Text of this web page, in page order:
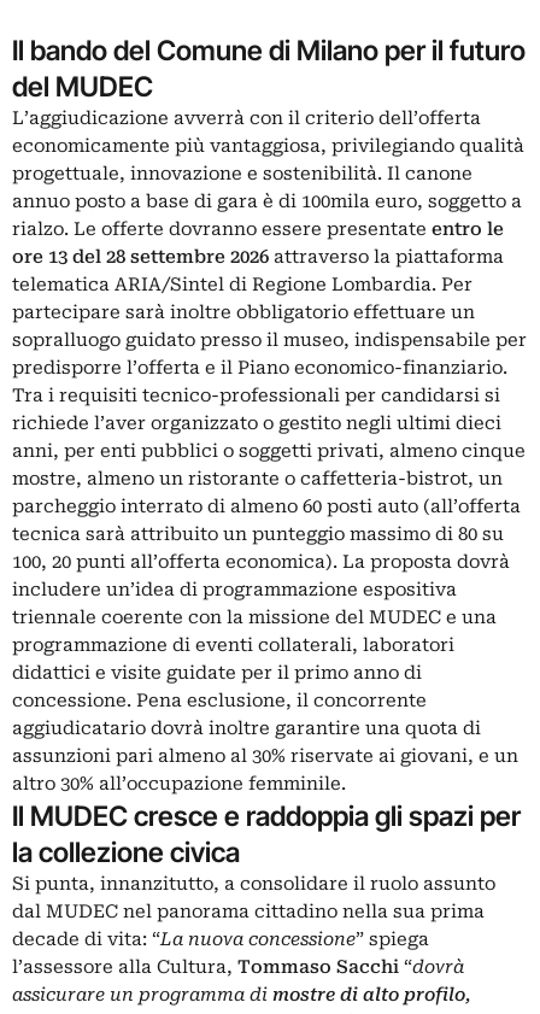
Il bando del Comune di Milano per il futuro
del MUDEC
L’aggiudicazione avverrà con il criterio dell’offerta
economicamente più vantaggiosa, privilegiando qualità
progettuale, innovazione e sostenibilità. Il canone
annuo posto a base di gara è di 100mila euro, soggetto a
rialzo. Le offerte dovranno essere presentate entro le
ore 13 del 28 settembre 2026 attraverso la piattaforma
telematica ARIA/Sintel di Regione Lombardia. Per
partecipare sarà inoltre obbligatorio effettuare un
sopralluogo guidato presso il museo, indispensabile per
predisporre l’offerta e il Piano economico-finanziario.
Tra i requisiti tecnico-professionali per candidarsi si
richiede l’aver organizzato o gestito negli ultimi dieci
anni, per enti pubblici o soggetti privati, almeno cinque
mostre, almeno un ristorante o caffetteria-bistrot, un
parcheggio interrato di almeno 60 posti auto (all’offerta
tecnica sarà attribuito un punteggio massimo di 80 su
100, 20 punti all’offerta economica). La proposta dovrà
includere un’idea di programmazione espositiva
triennale coerente con la missione del MUDEC e una
programmazione di eventi collaterali, laboratori
didattici e visite guidate per il primo anno di
concessione. Pena esclusione, il concorrente
aggiudicatario dovrà inoltre garantire una quota di
assunzioni pari almeno al 30% riservate ai giovani, e un
altro 30% all’occupazione femminile.
Il MUDEC cresce e raddoppia gli spazi per
la collezione civica
Si punta, innanzitutto, a consolidare il ruolo assunto
dal MUDEC nel panorama cittadino nella sua prima
decade di vita: “La nuova concessione” spiega
l’assessore alla Cultura, Tommaso Sacchi “dovrà
assicurare un programma di mostre di alto profilo,